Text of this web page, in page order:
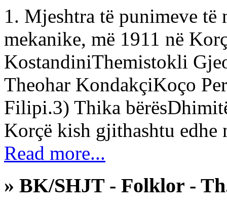
1. Mjeshtra të punimeve të
mekanike, më 1911 në
KostandiniThemistokli
Theohar KondakçiKoço
Filipi.3) Thika
Korçë kish gjithashtu edhe
Read more...
» BK/SHJT - Folklor -